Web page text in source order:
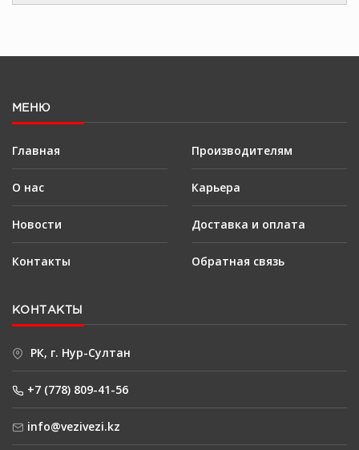
МЕНЮ
Главная
О нас
Новости
Контакты
Производителям
Карьера
Доставка и оплата
Обратная связь
КОНТАКТЫ
РК, г. Нур-Султан
+7 (778) 809-41-56
info@vezivezi.kz